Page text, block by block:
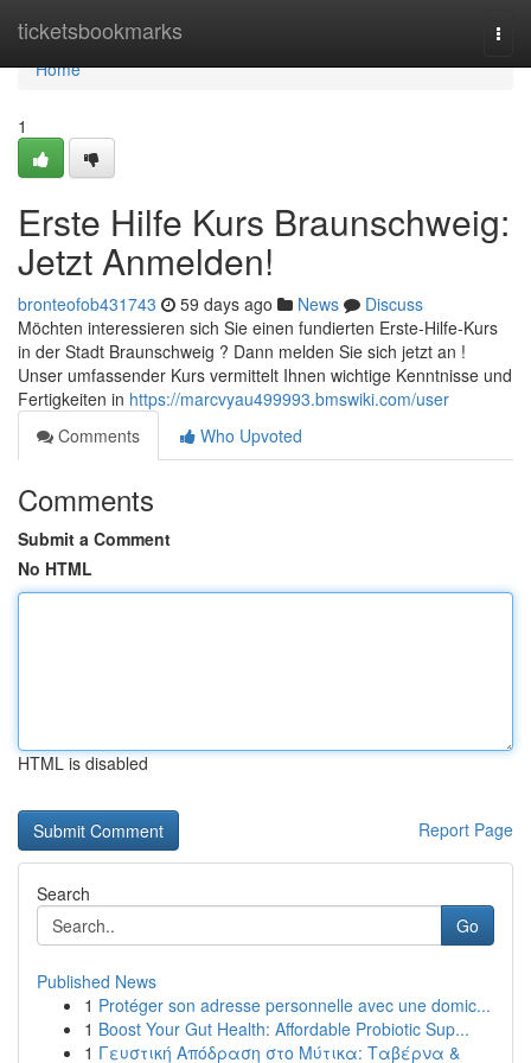
ticketsbookmarks
Home
Home
1
Erste Hilfe Kurs Braunschweig:
Jetzt Anmelden!
bronteofob431743 59 days ago News
Discuss
Möchten interessieren sich Sie einen fundierten Erste-Hilfe-Kurs
in der Stadt Braunschweig ? Dann melden Sie sich jetzt an !
Unser umfassender Kurs vermittelt Ihnen wichtige Kenntnisse und
Fertigkeiten in https://marcvyau499993.bmswiki.com/user
Comments
Who Upvoted
Comments
Submit a Comment
No HTML
HTML is disabled
Report Page
Search
Go
Published News
1 Protéger son adresse personnelle avec une domic...
1 Boost Your Gut Health: Affordable Probiotic Sup...
1 Γευστική Απόδραση στο Μύτικα: Ταβέρνα &